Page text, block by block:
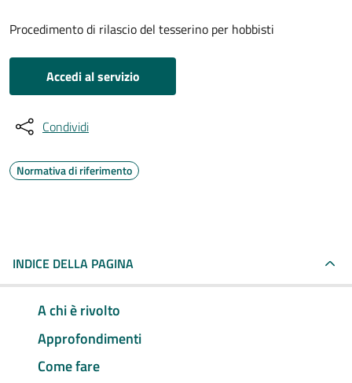
Procedimento di rilascio del tesserino per hobbisti
Accedi al servizio
Condividi
Normativa di riferimento
INDICE DELLA PAGINA
A chi è rivolto
Approfondimenti
Come fare